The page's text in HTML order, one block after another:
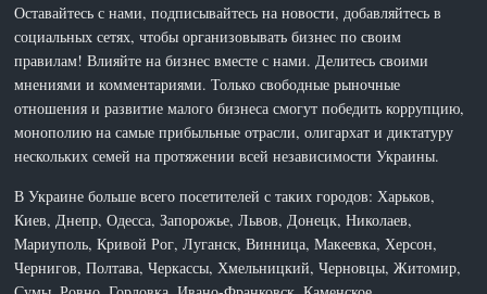
Оставайтесь с нами, подписывайтесь на новости, добавляйтесь в
социальных сетях, чтобы организовывать бизнес по своим
правилам! Влияйте на бизнес вместе с нами. Делитесь своими
мнениями и комментариями. Только свободные рыночные
отношения и развитие малого бизнеса смогут победить коррупцию,
монополию на самые прибыльные отрасли, олигархат и диктатуру
нескольких семей на протяжении всей независимости Украины.
В Украине больше всего посетителей с таких городов: Харьков,
Киев, Днепр, Одесса, Запорожье, Львов, Донецк, Николаев,
Мариуполь, Кривой Рог, Луганск, Винница, Макеевка, Херсон,
Чернигов, Полтава, Черкассы, Хмельницкий, Черновцы, Житомир,